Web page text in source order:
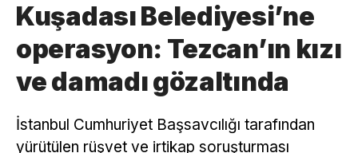
Kuşadası Belediyesi’ne
operasyon: Tezcan’ın kızı
ve damadı gözaltında
İstanbul Cumhuriyet Başsavcılığı tarafından
yürütülen rüşvet ve irtikap soruşturması